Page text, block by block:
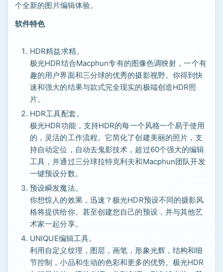
个全新的图片编辑体验。
软件特色
HDR精益求精。
极光HDR结合Macphun专有的图像色调映射，一个有
趣的用户界面和三分球的优秀的摄影视野。你得到快
速和强大的结果与款式完全现实的极端创造HDR照
片。
HDR工具配套。
极光HDR功能，支持HDR的每一个风格一个易于使用
的，灵活的工作流程。它简化了创建美丽的照片，支
持自动定位，自动去鬼影技术，超过60个强大的编辑
工具，并通过三分球拉特克利夫和Macphun团队开发
一键预设分数。
预设瞬发魔法。
你想惊人的效果，迅速？极光HDR预设不同的摄影风
格将提供给你。甚至创建您自己的预设，并与其他艺
术家一起分享。
UNIQUE编辑工具。
利用自定义纹理，图层，画笔，形象光辉，结构和细
节控制，小品和生动的色彩和更多的优势。极光HDR